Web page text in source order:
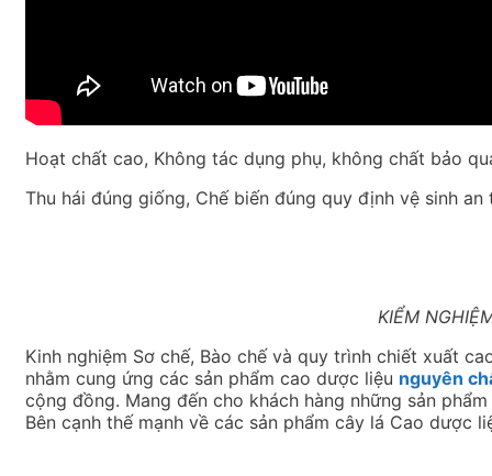
Hoạt chất cao, Không tác dụng phụ, không chất bảo
Thu hái đúng giống, Chế biến đúng quy định vệ sinh an
KIỂM
Kinh nghiệm Sơ chế, Bào chế và quy trình chiết xuất
nhằm cung ứng các sản phẩm cao dược liệu nguyên
cộng đồng. Mang đến cho khách hàng những sản
Bên cạnh thế mạnh về các sản phẩm cây lá Cao dược